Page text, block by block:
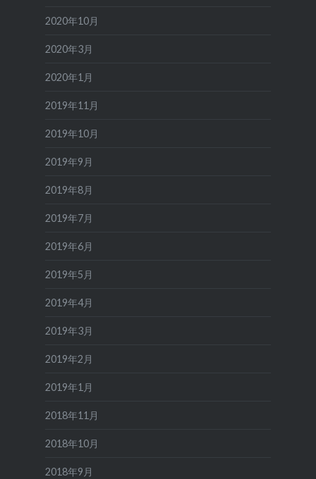
2020年10月
2020年3月
2020年1月
2019年11月
2019年10月
2019年9月
2019年8月
2019年7月
2019年6月
2019年5月
2019年4月
2019年3月
2019年2月
2019年1月
2018年11月
2018年10月
2018年9月